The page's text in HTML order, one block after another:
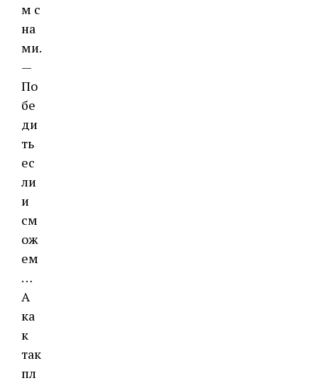
м с
на
ми.
—
По
бе
ди
ть
ес
ли
и
см
ож
ем
…
А
ка
к
так
пл